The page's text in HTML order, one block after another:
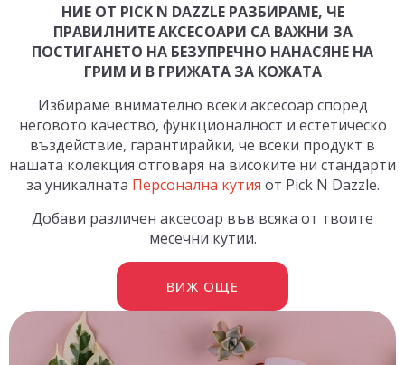
НИЕ ОТ PICK N DAZZLE РАЗБИРАМЕ, ЧЕ
ПРАВИЛНИТЕ АКСЕСОАРИ СА ВАЖНИ ЗА
ПОСТИГАНЕТО НА БЕЗУПРЕЧНО НАНАСЯНЕ НА
ГРИМ И В ГРИЖАТА ЗА КОЖАТА
Избираме внимателно всеки аксесоар според
неговото качество, функционалност и естетическо
въздействие, гарантирайки, че всеки продукт в
нашата колекция отговаря на високите ни стандарти
за уникалната Персонална кутия от Pick N Dazzle.
Добави различен аксесоар във всяка от твоите
месечни кутии.
ВИЖ ОЩЕ